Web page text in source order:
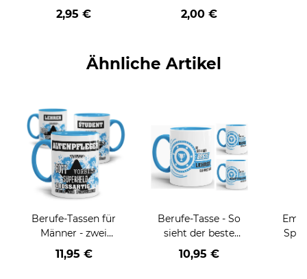
geschenkt
2,95 € 2,00 €
Ähnliche Artikel
Berufe-Tassen für
Männer - zwei
Farbvarianten
11,95 €
Berufe-Tasse - So
sieht der beste
BERUF aus -
verschiedene Berufe
10,95 €